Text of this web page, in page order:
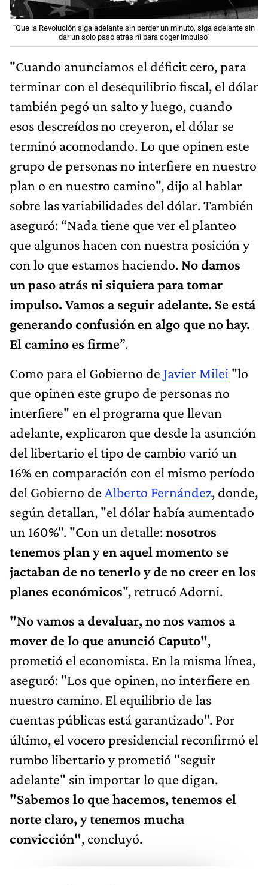
"Que la Revolución siga adelante sin perder un minuto, siga adelante sin
dar un solo paso atrás ni para coger impulso"
"Cuando anunciamos el déficit cero, para
terminar con el desequilibrio fiscal, el dólar
también pegó un salto y luego, cuando
esos descreídos no creyeron, el dólar se
terminó acomodando. Lo que opinen este
grupo de personas no interfiere en nuestro
plan o en nuestro camino", dijo al hablar
sobre las variabilidades del dólar. También
aseguró: “Nada tiene que ver el planteo
que algunos hacen con nuestra posición y
con lo que estamos haciendo. No damos
un paso atrás ni siquiera para tomar
impulso. Vamos a seguir adelante. Se está
generando confusión en algo que no hay.
El camino es firme”.
Como para el Gobierno de Javier Milei "lo
que opinen este grupo de personas no
interfiere" en el programa que llevan
adelante, explicaron que desde la asunción
del libertario el tipo de cambio varió un
16% en comparación con el mismo período
del Gobierno de Alberto Fernández, donde,
según detallan, "el dólar había aumentado
un 160%". "Con un detalle:nosotros
tenemos plan y en aquel momento se
jactaban de no tenerlo y de no creer en los
planes económicos", retrucó Adorni.
"No vamos a devaluar, no nos vamos a
mover de lo que anunció Caputo",
prometió el economista. En la misma línea,
aseguró: "Los que opinen, no interfiere en
nuestro camino. El equilibrio de las
cuentas públicas está garantizado". Por
último, el vocero presidencial reconfirmó el
rumbo libertario y prometió "seguir
adelante" sin importar lo que digan.
"Sabemos lo que hacemos, tenemos el
norte claro, y tenemos mucha
convicción", concluyó.